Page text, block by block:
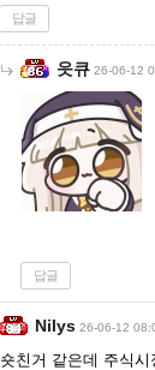
답글
읏큐 26-06-12
답글
Nilys 26-06-12
숏친거 같은데 주식